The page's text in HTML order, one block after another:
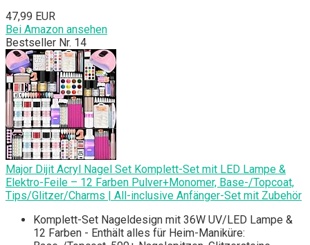
47,99 EUR
Bei Amazon ansehen
Bestseller Nr. 14
Major Dijit Acryl Nagel Set Komplett-Set mit LED Lampe &
Elektro-Feile – 12 Farben Pulver+Monomer, Base-/Topcoat,
Tips/Glitzer/Charms | All-inclusive Anfänger-Set mit Zubehör
Komplett-Set Nageldesign mit 36W UV/LED Lampe &
12 Farben - Enthält alles für Heim-Maniküre: